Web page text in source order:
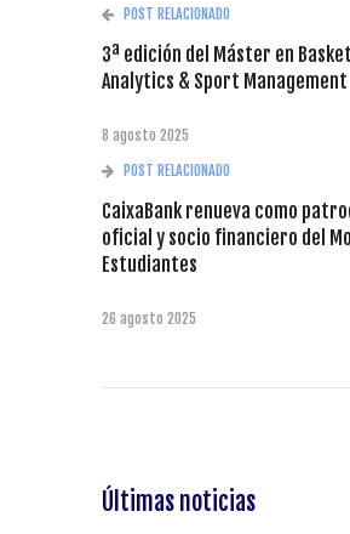
POST RELACIONADO
3ª edición del Máster en
Analytics & Sport Management
8 agosto 2025
POST RELACIONADO
CaixaBank renueva como
oficial y socio financiero del
Estudiantes
26 agosto 2025
Últimas noticias